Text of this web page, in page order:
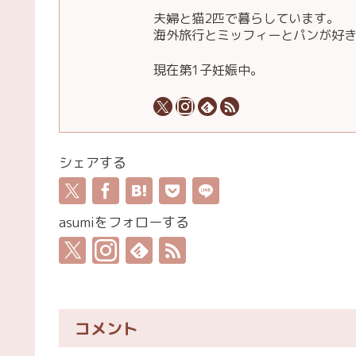
夫婦と猫2匹で暮らしています。
海外旅行とミッフィーとパンが好き
現在第1子妊娠中。
シェアする
asumiをフォローする
コメント